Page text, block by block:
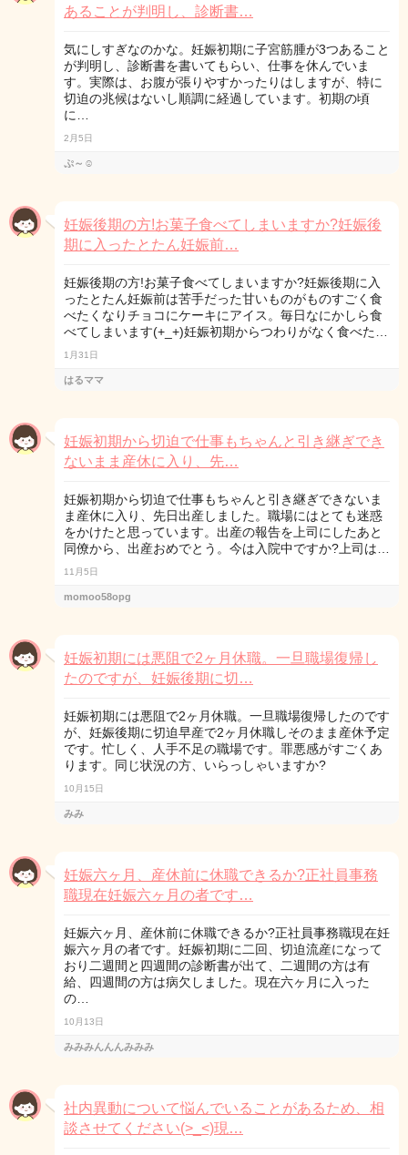
あることが判明し、診断書…
気にしすぎなのかな。妊娠初期に子宮筋腫が3つあること
が判明し、診断書を書いてもらい、仕事を休んでいま
す。実際は、お腹が張りやすかったりはしますが、特に
切迫の兆候はないし順調に経過しています。初期の頃
に…
2月5日
ぷ～☺
妊娠後期の方!お菓子食べてしまいますか?妊娠後
期に入ったとたん妊娠前…
妊娠後期の方!お菓子食べてしまいますか?妊娠後期に入
ったとたん妊娠前は苦手だった甘いものがものすごく食
べたくなりチョコにケーキにアイス。毎日なにかしら食
べてしまいます(+_+)妊娠初期からつわりがなく食べた…
1月31日
はるママ
妊娠初期から切迫で仕事もちゃんと引き継ぎでき
ないまま産休に入り、先…
妊娠初期から切迫で仕事もちゃんと引き継ぎできないま
ま産休に入り、先日出産しました。職場にはとても迷惑
をかけたと思っています。出産の報告を上司にしたあと
同僚から、出産おめでとう。今は入院中ですか?上司は…
11月5日
momoo58opg
妊娠初期には悪阻で2ヶ月休職。一旦職場復帰し
たのですが、妊娠後期に切…
妊娠初期には悪阻で2ヶ月休職。一旦職場復帰したのです
が、妊娠後期に切迫早産で2ヶ月休職しそのまま産休予定
です。忙しく、人手不足の職場です。罪悪感がすごくあ
ります。同じ状況の方、いらっしゃいますか?
10月15日
みみ
妊娠六ヶ月、産休前に休職できるか?正社員事務
職現在妊娠六ヶ月の者です…
妊娠六ヶ月、産休前に休職できるか?正社員事務職現在妊
娠六ヶ月の者です。妊娠初期に二回、切迫流産になって
おり二週間と四週間の診断書が出て、二週間の方は有
給、四週間の方は病欠しました。現在六ヶ月に入った
の…
10月13日
みみみんんんみみみ
社内異動について悩んでいることがあるため、相
談させてください(>_<)現…